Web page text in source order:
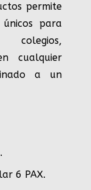
permite
para
cualquier
a un
6 PAX.